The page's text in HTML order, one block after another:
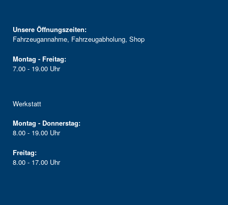
Unsere Öffnungszeiten:
Fahrzeugannahme, Fahrzeugabholung, Shop
Montag - Freitag:
7.00 - 19.00 Uhr
Werkstatt
Montag - Donnerstag:
8.00 - 19.00 Uhr
Freitag:
8.00 - 17.00 Uhr